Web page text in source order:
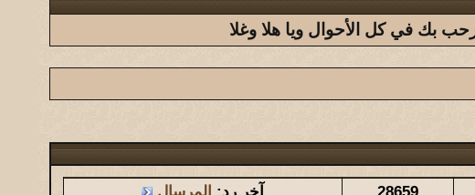
بك في كل الأحوال ويا هلا وغلا
المشاهدات آخر مشاركة
28659 آخر رد:المرسال